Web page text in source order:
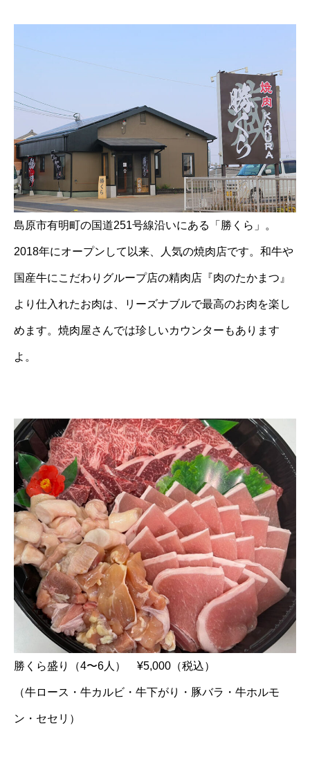
島原市有明町の国道251号線沿いにある「勝くら」。
2018年にオープンして以来、人気の焼肉店です。和牛や
国産牛にこだわりグループ店の精肉店『肉のたかまつ』
より仕入れたお肉は、リーズナブルで最高のお肉を楽し
めます。焼肉屋さんでは珍しいカウンターもあります
よ。
勝くら盛り（4〜6人） ¥5,000（税込）
（牛ロース・牛カルビ・牛下がり・豚バラ・牛ホルモ
ン・セセリ）